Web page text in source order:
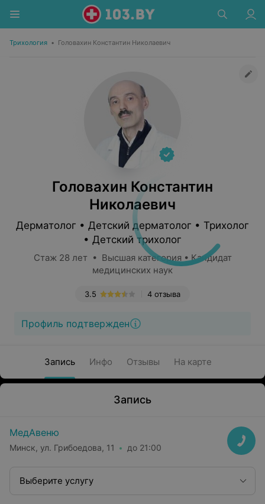
Трихология • Головахин Константин Николаевич
Головахин Константин
Николаевич
Дерматолог • Детский дерматолог • Трихолог
• Детский трихолог
Стаж 28 лет • Высшая категория • Кандидат
медицинских наук
4 отзыва
3.5
Профиль подтвержден
Запись Инфо Отзывы На карте
Запись
МедАвеню
Минск, ул. Грибоедова, 11 до 21:00
Выберите услугу